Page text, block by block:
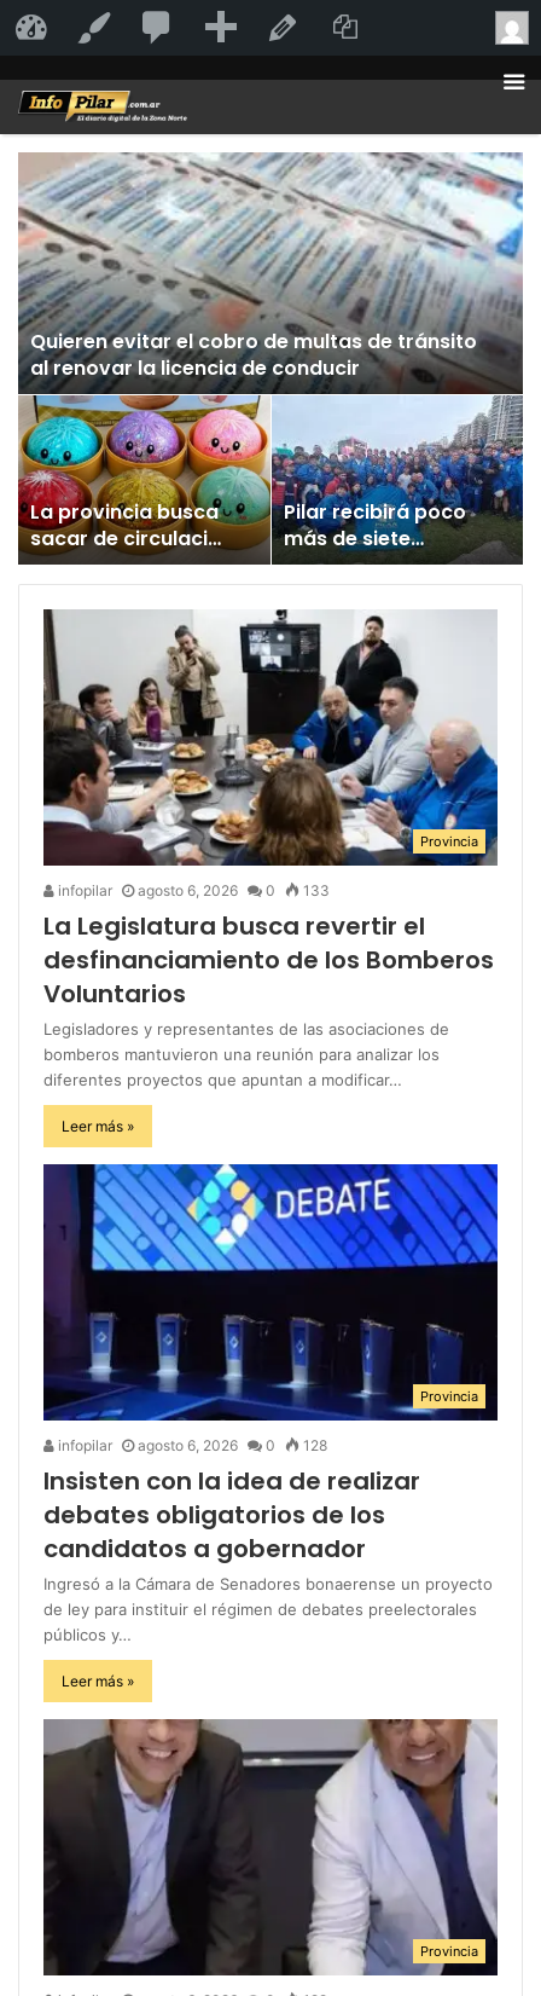
Quieren evitar el cobro de multas de tránsito
al renovar la licencia de conducir
La provincia busca
sacar de circulación
un juguete
«altamente tóxico»
Pilar recibirá poco
más de siete
millones para los
Juegos
Bonaerenses
Provincia
infopilar agosto 6, 2026 0 133
La Legislatura busca revertir el
desfinanciamiento de los Bomberos
Voluntarios
Legisladores y representantes de las asociaciones de
bomberos mantuvieron una reunión para analizar los
diferentes proyectos que apuntan a modificar…
Leer más »
Provincia
infopilar agosto 6, 2026 0 128
Insisten con la idea de realizar
debates obligatorios de los
candidatos a gobernador
Ingresó a la Cámara de Senadores bonaerense un proyecto
de ley para instituir el régimen de debates preelectorales
públicos y…
Leer más »
Provincia
InfoPilar Personalizar
moderación
Añadir Duplicate